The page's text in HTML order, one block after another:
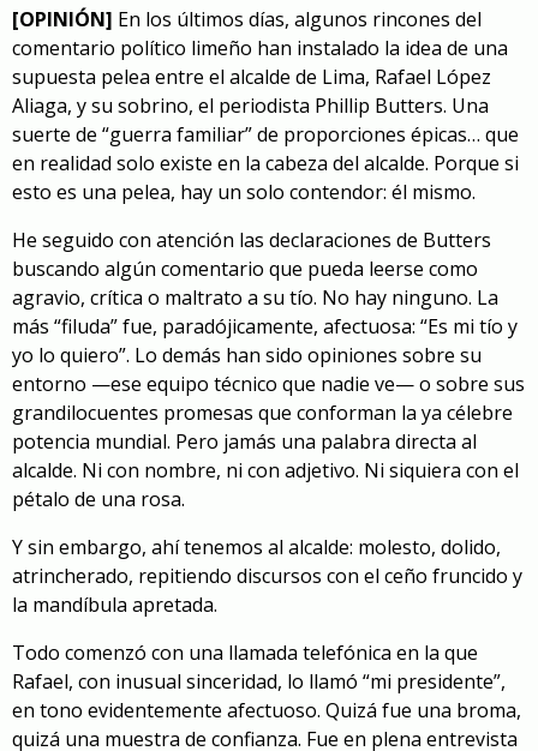
[OPINIÓN] En los últimos días, algunos rincones del
comentario político limeño han instalado la idea de una
supuesta pelea entre el alcalde de Lima, Rafael López
Aliaga, y su sobrino, el periodista Phillip Butters. Una
suerte de “guerra familiar” de proporciones épicas… que
en realidad solo existe en la cabeza del alcalde. Porque si
esto es una pelea, hay un solo contendor: él mismo.
He seguido con atención las declaraciones de Butters
buscando algún comentario que pueda leerse como
agravio, crítica o maltrato a su tío. No hay ninguno. La
más “filuda” fue, paradójicamente, afectuosa: “Es mi tío y
yo lo quiero”. Lo demás han sido opiniones sobre su
entorno —ese equipo técnico que nadie ve— o sobre sus
grandilocuentes promesas que conforman la ya célebre
potencia mundial. Pero jamás una palabra directa al
alcalde. Ni con nombre, ni con adjetivo. Ni siquiera con el
pétalo de una rosa.
Y sin embargo, ahí tenemos al alcalde: molesto, dolido,
atrincherado, repitiendo discursos con el ceño fruncido y
la mandíbula apretada.
Todo comenzó con una llamada telefónica en la que
Rafael, con inusual sinceridad, lo llamó “mi presidente”,
en tono evidentemente afectuoso. Quizá fue una broma,
quizá una muestra de confianza. Fue en plena entrevista